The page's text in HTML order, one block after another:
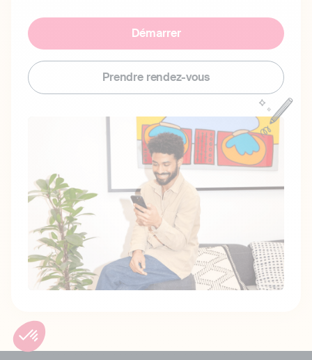
Démarrer
Prendre rendez-vous